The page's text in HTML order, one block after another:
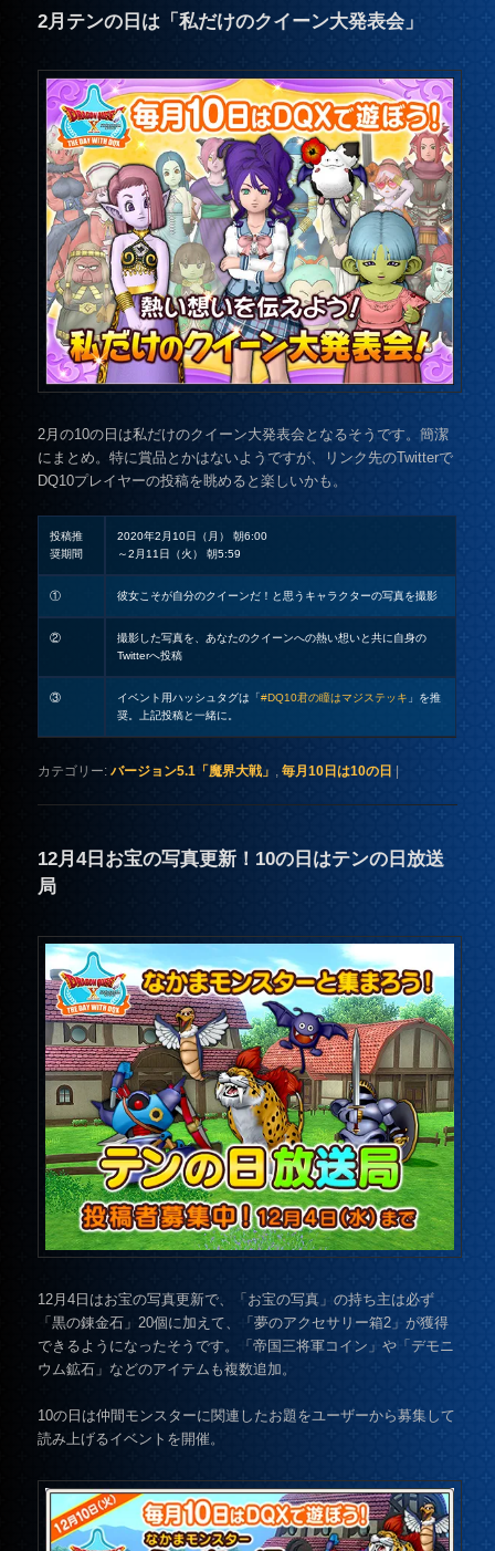
2月テンの日は「私だけのクイーン大発表会」
2月の10の日は私だけのクイーン大発表会となるそうです。簡潔
にまとめ。特に賞品とかはないようですが、リンク先のTwitterで
DQ10プレイヤーの投稿を眺めると楽しいかも。
投稿推
奨期間
2020年2月10日（月） 朝6:00
～2月11日（火） 朝5:59
① 彼女こそが自分のクイーンだ！と思うキャラクターの写真を撮影
②
撮影した写真を、あなたのクイーンへの熱い想いと共に自身の
Twitterへ投稿
③ イベント用ハッシュタグは「#DQ10君の瞳はマジステッキ 」を推
奨。上記投稿と一緒に。
カテゴリー: バージョン5.1「魔界大戦」 ,毎月10日は10の日
12月4日お宝の写真更新！10の日はテンの日放送
局
12月4日はお宝の写真更新で、「お宝の写真」の持ち主は必ず
「黒の錬金石」20個に加えて、「夢のアクセサリー箱2」が獲得
できるようになったそうです。「帝国三将軍コイン」や「デモニ
ウム鉱石」などのアイテムも複数追加。
10の日は仲間モンスターに関連したお題をユーザーから募集して
読み上げるイベントを開催。